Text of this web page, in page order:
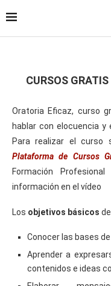
CURSOS
Oratoria Eficaz, curso
hablar con elocuencia y
Para realizar el curso
Plataforma de Cursos
Formación
información en el vídeo
Los objetivos básicos
Conocer las bases
Aprender a
contenidos e ideas